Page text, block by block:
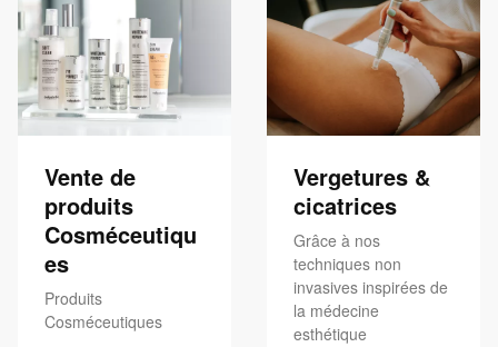
Vente de
produits
Cosméceutiqu
es
Produits
Cosméceutiques
Vergetures &
cicatrices
Grâce à nos
techniques non
invasives inspirées de
la médecine
esthétique